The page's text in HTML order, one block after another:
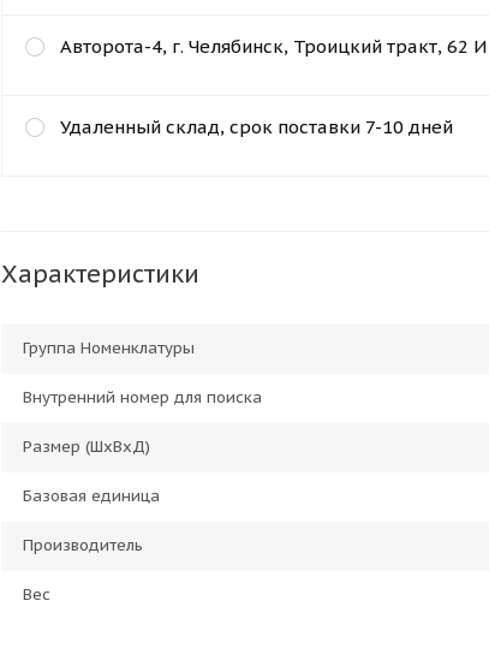
Авторота-4, г. Челябинск, Троицкий тракт, 62 И
Удаленный склад, срок поставки 7-10 дней
Характеристики
Группа Номенклатуры
Внутренний номер для поиска
Размер (ШхВхД)
Базовая единица
Производитель
Вес